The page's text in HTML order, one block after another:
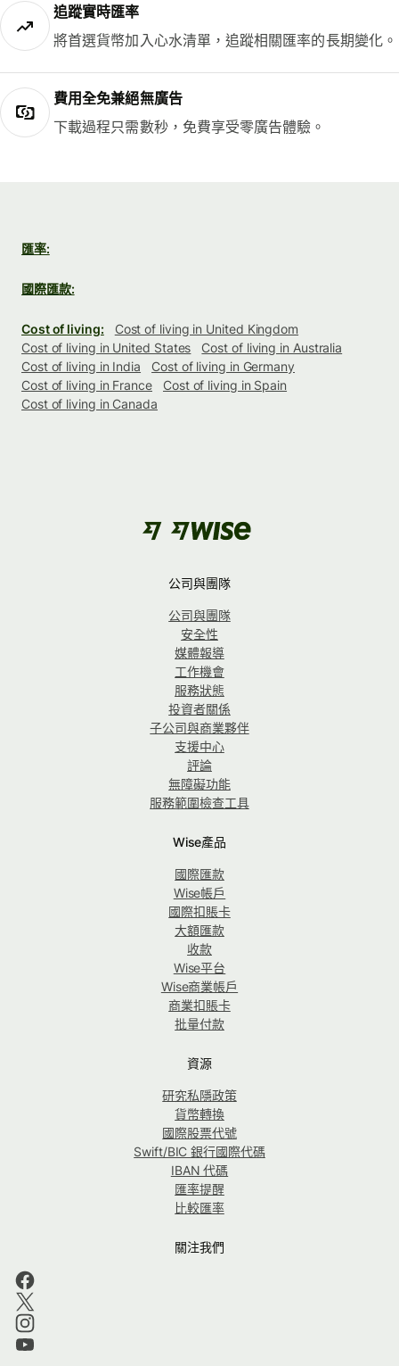
追蹤實時匯率
將首選貨幣加入心水清單，追蹤相關匯率的長期變化。
費用全免兼絕無廣告
下載過程只需數秒，免費享受零廣告體驗。
匯率:
國際匯款:
Cost of living:
Cost of living in United Kingdom
Cost of living in United States
Cost of living in Australia
Cost of living in India
Cost of living in Germany
Cost of living in France
Cost of living in Spain
Cost of living in Canada
公司與團隊
公司與團隊
安全性
媒體報導
工作機會
服務狀態
投資者關係
子公司與商業夥伴
支援中心
評論
無障礙功能
服務範圍檢查工具
Wise產品
國際匯款
Wise帳戶
國際扣賬卡
大額匯款
收款
Wise平台
Wise商業帳戶
商業扣賬卡
批量付款
資源
研究私隱政策
貨幣轉換
國際股票代號
Swift/BIC 銀行國際代碼
IBAN 代碼
匯率提醒
比較匯率
關注我們